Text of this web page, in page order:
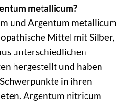
metallicum?
und Argentum metallicum
Mittel mit Silber,
unterschiedlichen
hergestellt und haben
in ihren
Argentum nitricum